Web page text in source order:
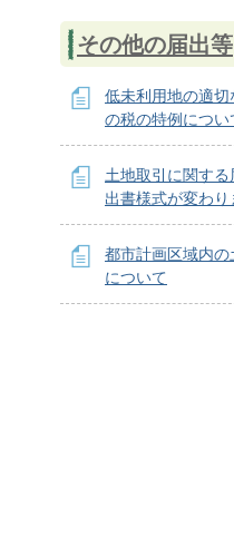
その他の届出等
低未利用地の適
の税の特例につい
土地取引に関す
出書様式が変わり
都市計画区域内
について